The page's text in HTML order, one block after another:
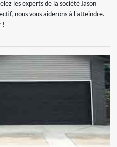
les experts de la société Jason
nous vous aiderons à l'atteindre.
!